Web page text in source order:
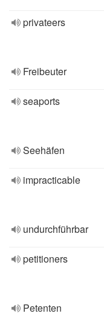
privateers
Freibeuter
seaports
Seehäfen
impracticable
undurchführbar
petitioners
Petenten